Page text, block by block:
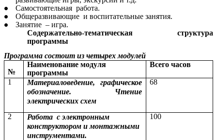
Самостоятельная работа.
Общеразвивающие и воспитательные занятия.
Занятие – игра.
Содержательно-тематическая структура
программы
Программа состоит из четырех модулей
№
Наименование модуля
программы
Всего часов
1
Материаловедение, графическое
обозначение. Чтение
электрических схем
68
2
Работа с электронным
конструктором и монтажными
инструментами.
100